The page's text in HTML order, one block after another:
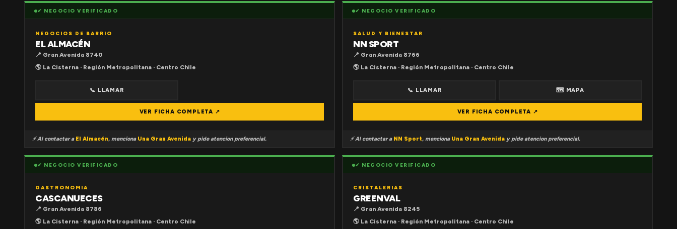
✔ NEGOCIO VERIFICADO
NEGOCIOS DE BARRIO
EL ALMACÉN
📍 Gran Avenida 8740
🌎 La Cisterna · Región Metropolitana · Centro Chile
📞 LLAMAR
VER FICHA COMPLETA ↗
⚡ Al contactar a El Almacén, menciona Una Gran Avenida y pide atencion preferencial.
✔ NEGOCIO VERIFICADO
SALUD Y BIENESTAR
NN SPORT
📍 Gran Avenida 8766
🌎 La Cisterna · Región Metropolitana · Centro Chile
📞 LLAMAR 🗺 MAPA
VER FICHA COMPLETA ↗
⚡ Al contactar a NN Sport, menciona Una Gran Avenida y pide atencion preferencial.
✔ NEGOCIO VERIFICADO
GASTRONOMIA
CASCANUECES
📍 Gran Avenida 8786
🌎 La Cisterna · Región Metropolitana · Centro Chile
✔ NEGOCIO VERIFICADO
CRISTALERIAS
GREENVAL
📍 Gran Avenida 8245
🌎 La Cisterna · Región Metropolitana · Centro Chile